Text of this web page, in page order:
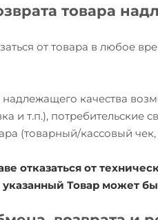
товара
от товара в любое
надлежащего качества
и т.п.), потребительские
(товарный/кассовый
отказаться от
указанный Товар может